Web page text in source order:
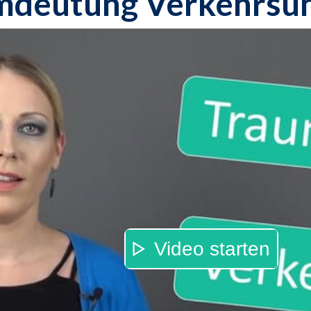
Video starten